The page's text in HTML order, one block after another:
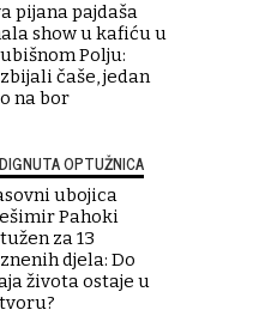
pijana pajdaša
show u kafiću u
Polju:
čaše, jedan
na bor
OPTUŽNICA
ubojica
Pahoki
za 13
djela: Do
života ostaje u